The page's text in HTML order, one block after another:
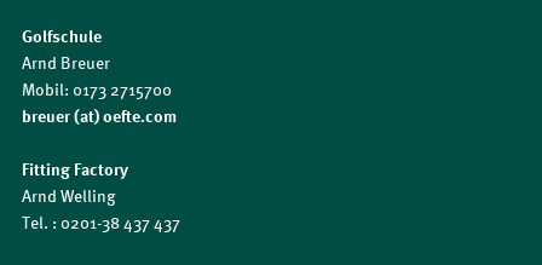
Golfschule
Arnd Breuer
Mobil: 0173 2715700
breuer (at) oefte.com
Fitting Factory
Arnd Welling
Tel. : 0201-38 437 437